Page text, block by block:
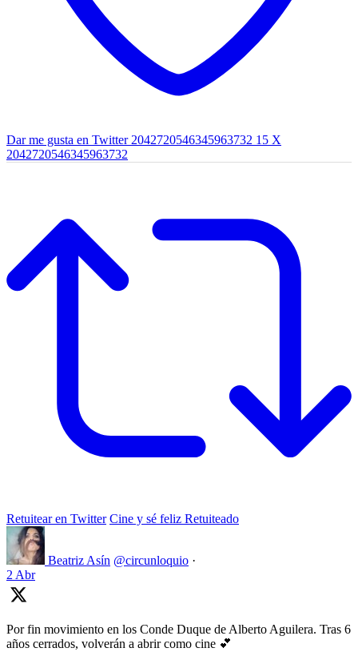
Dar me gusta en Twitter 2042720546345963732 15 X
2042720546345963732
Retuitear en Twitter Cine y sé feliz Retuiteado
Beatriz Asín @circunloquio ·
2 Abr
Por fin movimiento en los Conde Duque de Alberto Aguilera. Tras 6
años cerrados, volverán a abrir como cine 💕